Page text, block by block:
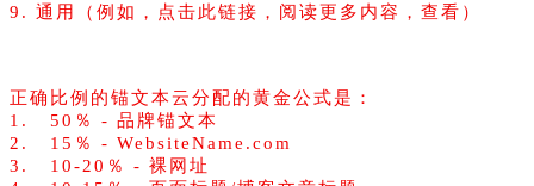
9. 通用（例如，点击此链接，阅读更多内容，查看）
正确比例的锚文本云分配的黄金公式是：
1. 50％ - 品牌锚文本
2. 15％ - WebsiteName.com
3. 10-20％ - 裸网址